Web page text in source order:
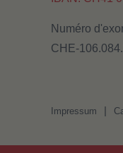
Numéro
CHE-
Impressum |